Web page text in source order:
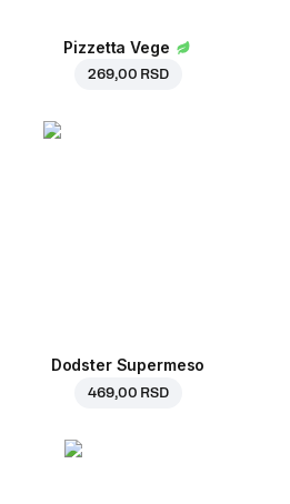
Pizzetta Vege
269,00 RSD
Dodster Supermeso
469,00 RSD